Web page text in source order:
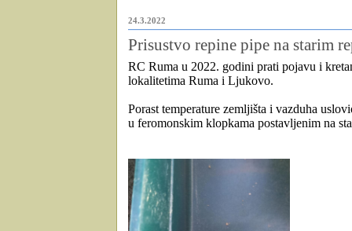
24.3.2022
Prisustvo repine pipe na starim
RC Ruma u 2022. godini prati pojavu i
lokalitetima Ruma i Ljukovo.
Porast temperature zemljišta i vazduha
u feromonskim klopkama postavljenim na